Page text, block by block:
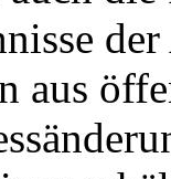
aus